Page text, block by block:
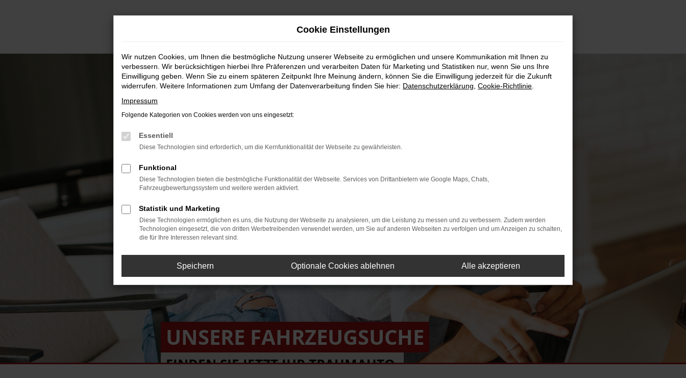
UNSERE FAHRZEUGSUCHE
FINDEN SIE JETZT IHR TRAUMAUTO.
Cookie Einstellungen
Wir nutzen Cookies, um Ihnen die bestmögliche Nutzung unserer Webseite zu ermöglichen und unsere Kommunikation mit Ihnen zu
verbessern. Wir berücksichtigen hierbei Ihre Präferenzen und verarbeiten Daten für Marketing und Statistiken nur, wenn Sie uns Ihre
Einwilligung geben. Wenn Sie zu einem späteren Zeitpunkt Ihre Meinung ändern, können Sie die Einwilligung jederzeit für die Zukunft
widerrufen. Weitere Informationen zum Umfang der Datenverarbeitung finden Sie hier: Datenschutzerklärung Cookie-Richtlinie
Impressum
Folgende Kategorien von Cookies werden von uns eingesetzt:
Essentiell
Diese Technologien sind erforderlich, um die Kernfunktionalität der Webseite zu gewährleisten.
Funktional
Diese Technologien bieten die bestmögliche Funktionalität der Webseite. Services von Drittanbietern wie Google Maps, Chats,
Fahrzeugbewertungssystem und weitere werden aktiviert.
Statistik und Marketing
Diese Technologien ermöglichen es uns, die Nutzung der Webseite zu analysieren, um die Leistung zu messen und zu verbessern. Zudem werden
Technologien eingesetzt, die von dritten Werbetreibenden verwendet werden, um Sie auf anderen Webseiten zu verfolgen und um Anzeigen zu schalten,
die für Ihre Interessen relevant sind.
Speichern Optionale Cookies ablehnen Alle akzeptieren